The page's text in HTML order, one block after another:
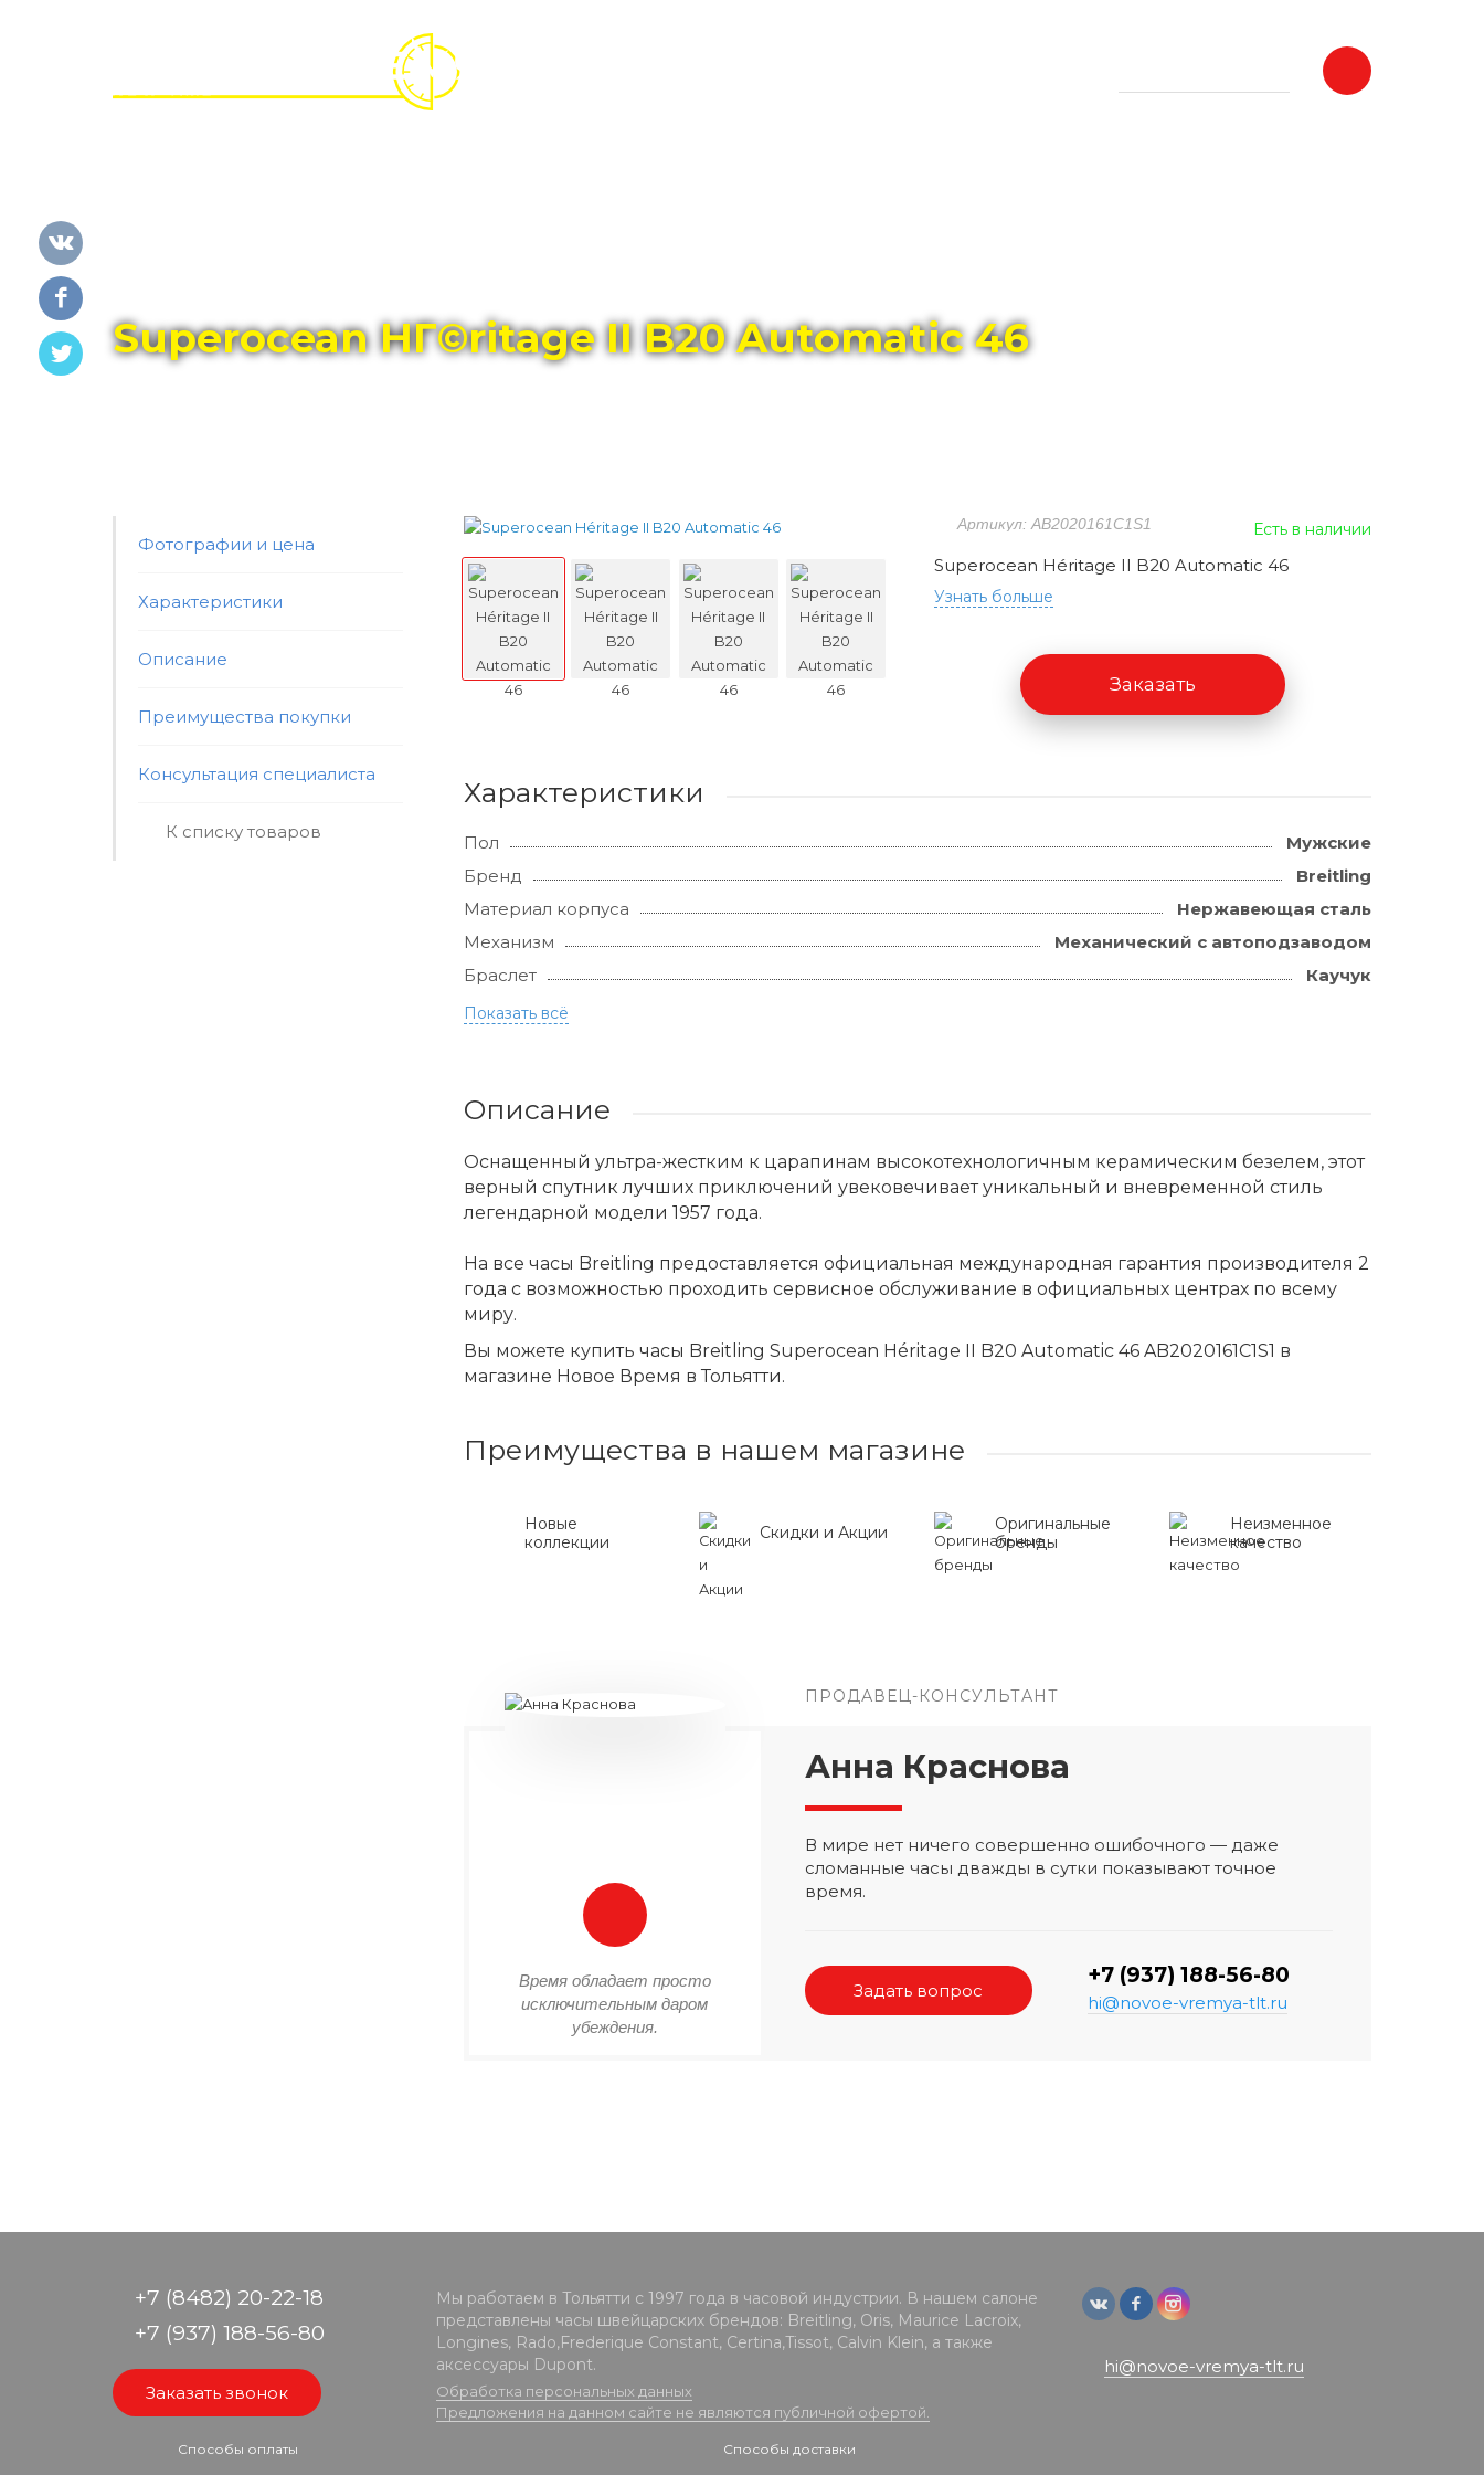
Superocean HГ©ritage II B20 Automatic 46
Фотографии и цена
Характеристики
Описание
Преимущества покупки
Консультация специалиста
К списку товаров
Артикул: AB2020161C1S1 Есть в наличии
Superocean Héritage II B20 Automatic 46
Узнать больше
Заказать
Характеристики
Пол
Мужские
Бренд
Breitling
Материал корпуса
Нержавеющая сталь
Механизм
Механический с автоподзаводом
Браслет
Каучук
Показать всё
Описание
Оснащенный ультра-жестким к царапинам высокотехнологичным керамическим безелем, этот
верный спутник лучших приключений увековечивает уникальный и вневременной стиль
легендарной модели 1957 года.
На все часы Breitling предоставляется официальная международная гарантия производителя 2
года с возможностью проходить сервисное обслуживание в официальных центрах по всему
миру.
Вы можете купить часы Breitling Superocean Héritage II B20 Automatic 46 AB2020161C1S1 в
магазине Новое Время в Тольятти.
Преимущества в нашем магазине
Новые
коллекции
Скидки и Акции
Оригинальные
бренды
Неизменное
качество
ПРОДАВЕЦ-КОНСУЛЬТАНТ
Время обладает просто
исключительным даром
убеждения.
Анна Краснова
В мире нет ничего совершенно ошибочного — даже
сломанные часы дважды в сутки показывают точное
время.
Задать вопрос
+7 (937) 188-56-80
hi@novoe-vremya-tlt.ru
+7 (8482) 20-22-18
+7 (937) 188-56-80
Заказать звонок
Мы работаем в Тольятти с 1997 года в часовой индустрии. В нашем салоне
представлены часы швейцарских брендов: Breitling, Oris, Maurice Lacroix,
Longines, Rado,Frederique Constant, Certina,Tissot, Calvin Klein, а также
аксессуары Dupont.
Обработка персональных данных
Предложения на данном сайте не являются публичной офертой.
hi@novoe-vremya-tlt.ru
Способы оплаты Способы доставки